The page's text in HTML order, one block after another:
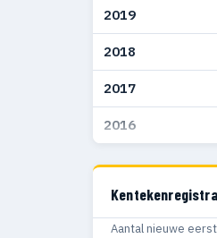
2019
2018
2017
2016
Aantal nieuwe